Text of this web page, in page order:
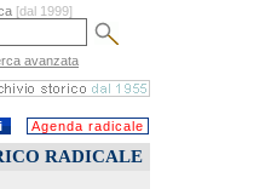
[dal 1999]
avanzata
Agenda radicale
RADICALE